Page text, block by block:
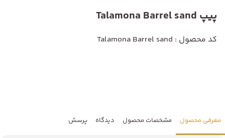
پیپ Talamona Barrel sand
کد محصول : Talamona Barrel sand
معرفی محصول مشخصات محصول دیدگاه پرسش